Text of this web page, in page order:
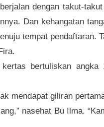
dengan takut-
Dan kehangatan
tempat pendaftaran.
bertuliskan angka
mendapat giliran
nasehat Bu Ilma.